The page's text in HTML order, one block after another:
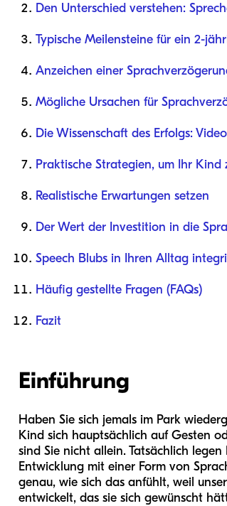
Den Unterschied verstehen:
Typische Meilensteine für ein 2-
Anzeichen einer
Mögliche Ursachen für
Die Wissenschaft des Erfolgs:
Praktische Strategien, um Ihr Kind
Realistische Erwartungen setzen
Der Wert der Investition in die
Speech Blubs in Ihren Alltag
Häufig gestellte Fragen (FAQs)
Fazit
Einführung
Haben Sie sich jemals im Park
Kind sich hauptsächlich auf Gesten
sind Sie nicht allein. Tatsächlich
Entwicklung mit einer Form von
genau, wie sich das anfühlt, weil
entwickelt, das sie sich gewünscht